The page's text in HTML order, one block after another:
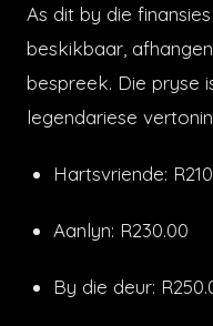
As dit by die
beskikbaar,
bespreek. Die pryse
legendariese
Hartsvriende:
Aanlyn: R230.00
By die deur: